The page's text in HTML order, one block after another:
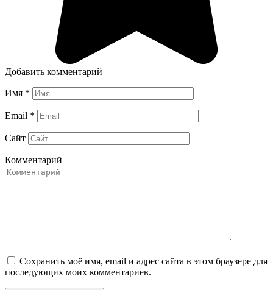
Добавить комментарий
Имя *
Email *
Сайт
Комментарий
Сохранить моё имя, email и адрес сайта в этом браузере для
последующих моих комментариев.